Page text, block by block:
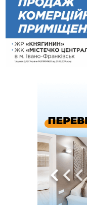
українців та про
12:31
ВІДЕО
Днем міста
11:55
Вчора у
зафіксували
11:45
У Надвірній п'яна
У басейні
води
У Бурштині
з'ясовує
ФОП із Житомира
тисяч
У горах біля
двох жінок, які
У Франківську